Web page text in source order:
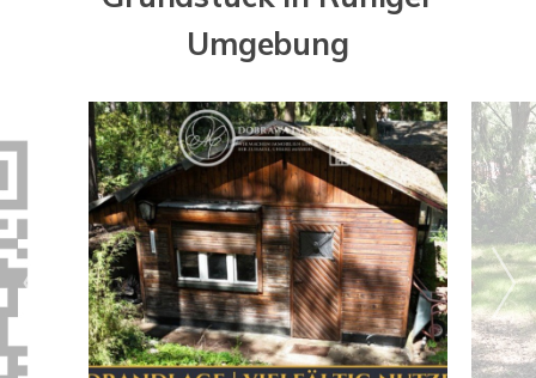
Umgebung